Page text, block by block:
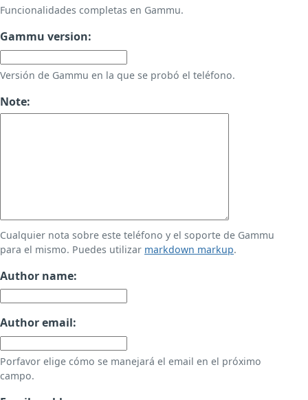
Funcionalidades completas en Gammu.
Gammu version:
Versión de Gammu en la que se probó el teléfono.
Note:
Cualquier nota sobre este teléfono y el soporte de Gammu
para el mismo. Puedes utilizar markdown markup.
Author name:
Author email:
Porfavor elige cómo se manejará el email en el próximo
campo.